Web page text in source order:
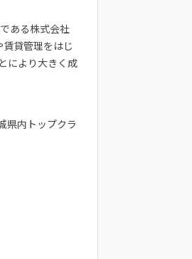
ある株式会社
貸管理をはじ
により大きく成
県内トップクラ